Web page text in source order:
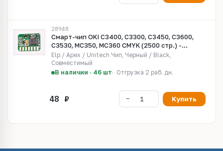
28948
Смарт-чип OKI C3400, C3300, C3450, C3600,
C3530, MC350, MC360 CMYK (2500 стр.) -
универсальный чип для тонер-картриджа
Elp / Apex / Unitech Чип, Черный / Black,
Совместимый
В наличии · 46 шт
Отгрузка 2 раб. дн.
Купить